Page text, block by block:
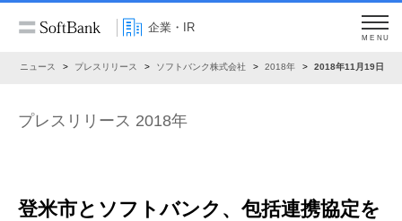
企業・IR
MENU
ニュース プレスリリース ソフトバンク株式会社 2018年 2018年11月19日
プレスリリース 2018年
登米市とソフトバンク、包括連携協定を